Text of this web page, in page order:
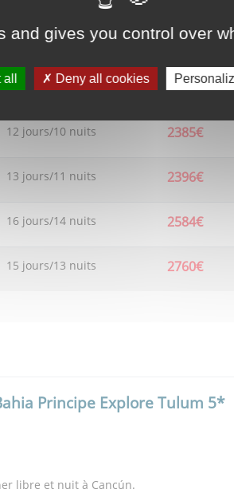
16 jours/14 nuits 2984€
14 jours/12 nuits 2326€
12 jours/10 nuits 2385€
13 jours/11 nuits 2396€
16 jours/14 nuits 2584€
15 jours/13 nuits 2760€
Principe Explore Tulum 5*
libre et nuit à Cancún.
and gives you control over
Deny all cookies